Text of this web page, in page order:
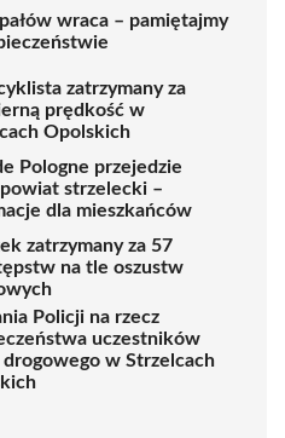
wraca – pamiętajmy
zatrzymany za
prędkość w
Opolskich
Pologne przejedzie
strzelecki –
dla mieszkańców
zatrzymany za 57
na tle oszustw
Policji na rzecz
uczestników
drogowego w Strzelcach